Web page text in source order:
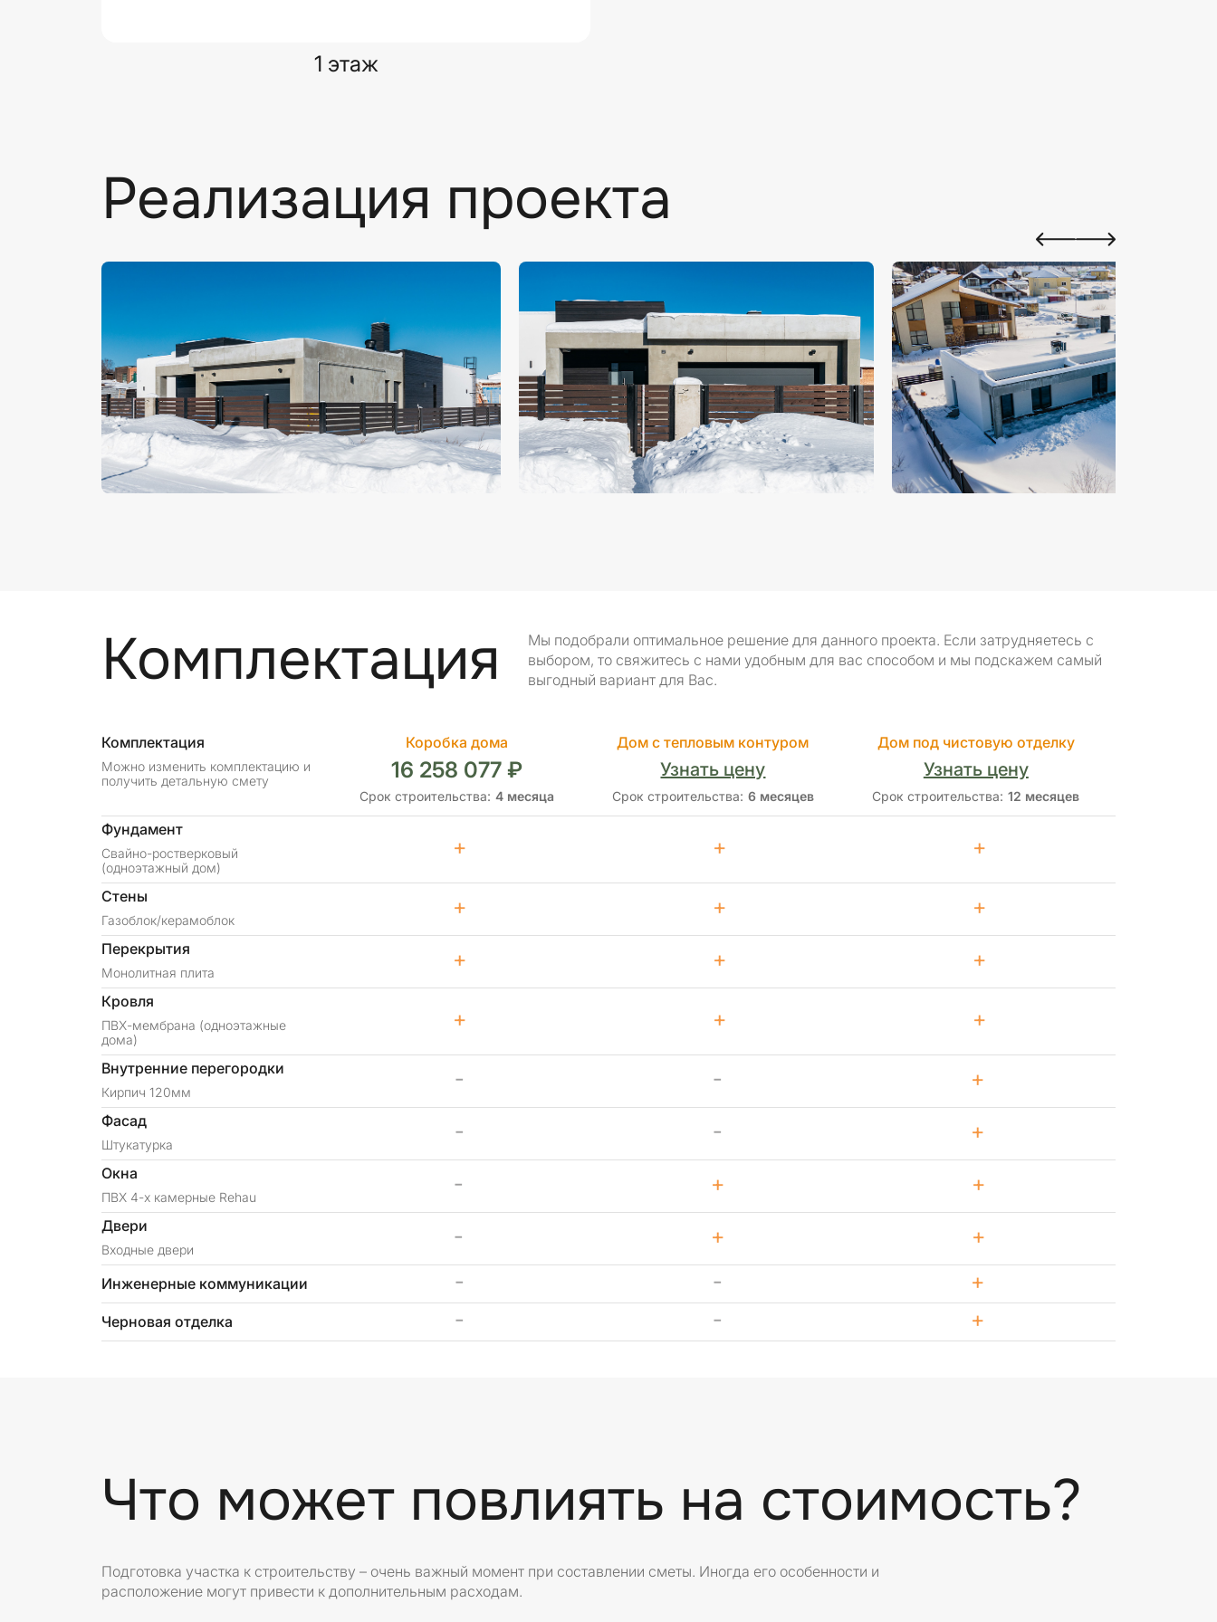
1 этаж
Реализация проекта
Комплектация
Мы подобрали оптимальное решение для данного проекта. Если затрудняетесь с
выбором, то свяжитесь с нами удобным для вас способом и мы подскажем самый
выгодный вариант для Вас.
Комплектация
Можно изменить комплектацию и
получить детальную смету
Коробка дома
16 258 077 ₽
Срок строительства: 4 месяца
Дом с тепловым контуром
Узнать цену
Срок строительства: 6 месяцев
Дом под чистовую отделку
Узнать цену
Срок строительства: 12 месяцев
Фундамент
Свайно-ростверковый
(одноэтажный дом)
+ + +
Стены
Газоблок/керамоблок + + +
Перекрытия
Монолитная плита + + +
Кровля
ПВХ-мембрана (одноэтажные
дома)
+ + +
Внутренние перегородки
Кирпич 120мм - - +
Фасад
Штукатурка - - +
Окна
ПВХ 4-х камерные Rehau - + +
Двери
Входные двери - + +
Инженерные коммуникации - - +
Черновая отделка - - +
Что может повлиять на стоимость?
Подготовка участка к строительству – очень важный момент при составлении сметы. Иногда его особенности и
расположение могут привести к дополнительным расходам.